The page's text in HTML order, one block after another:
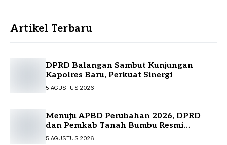
Artikel Terbaru
DPRD Balangan Sambut Kunjungan
Kapolres Baru, Perkuat Sinergi
5 AGUSTUS 2026
Menuju APBD Perubahan 2026, DPRD
dan Pemkab Tanah Bumbu Resmi
Sepakati KUA-PPAS
5 AGUSTUS 2026